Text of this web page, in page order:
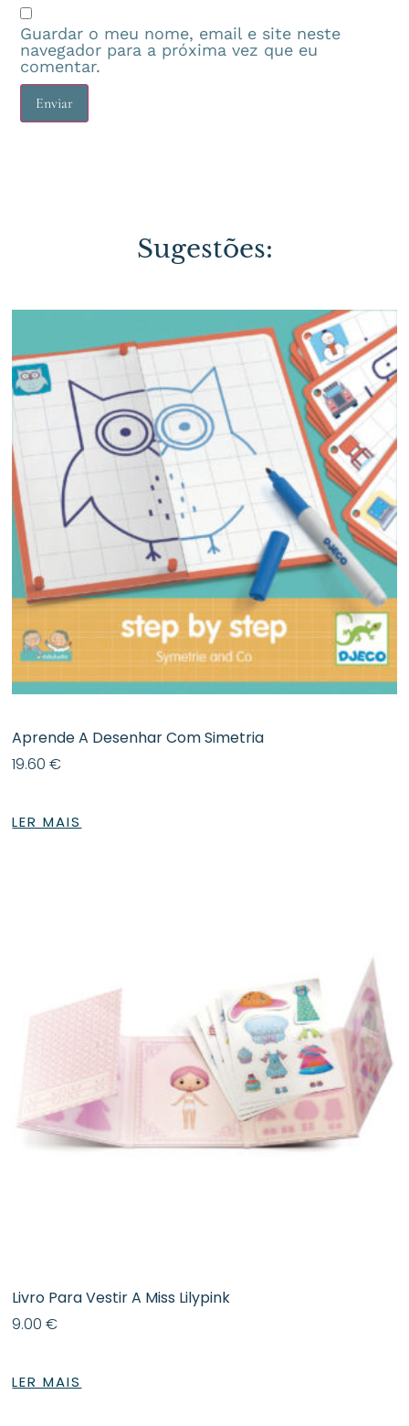
Guardar o meu nome, email e site neste
navegador para a próxima vez que eu
comentar.
Sugestões:
Aprende A Desenhar Com Simetria
19.60€
LER MAIS
Livro Para Vestir A Miss Lilypink
9.00€
LER MAIS